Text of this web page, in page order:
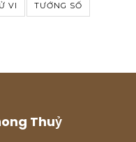
VI TƯỚNG SỐ
Thuỷ